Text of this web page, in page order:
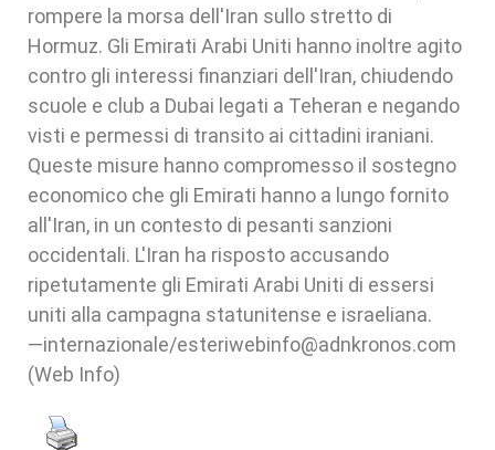
rompere la morsa dell'Iran sullo stretto di
Hormuz. Gli Emirati Arabi Uniti hanno inoltre agito
contro gli interessi finanziari dell'Iran, chiudendo
scuole e club a Dubai legati a Teheran e negando
visti e permessi di transito ai cittadini iraniani.
Queste misure hanno compromesso il sostegno
economico che gli Emirati hanno a lungo fornito
all'Iran, in un contesto di pesanti sanzioni
occidentali. L'Iran ha risposto accusando
ripetutamente gli Emirati Arabi Uniti di essersi
uniti alla campagna statunitense e israeliana.
—internazionale/esteriwebinfo@adnkronos.com
(Web Info)